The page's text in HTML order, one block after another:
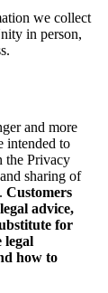
ムを見る
ーション
る
we collect
in person,
and more
intended to
the Privacy
sharing of
Customers
advice,
for
legal
how to